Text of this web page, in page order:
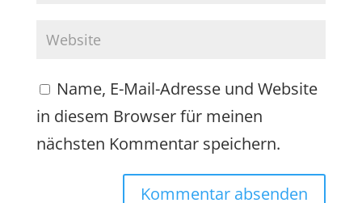
Name, E-Mail-Adresse und Website
in diesem Browser für meinen
nächsten Kommentar speichern.